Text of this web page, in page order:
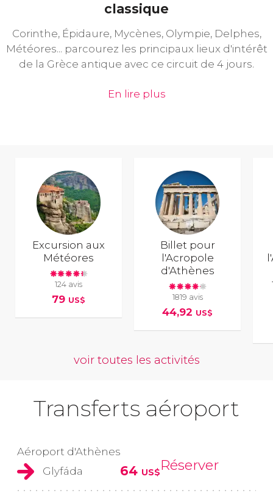
classique
Corinthe, Épidaure, Mycènes, Olympie, Delphes,
Météores... parcourez les principaux lieux d'intérêt
de la Grèce antique avec ce circuit de 4 jours.
En lire plus
Excursion aux
Météores
124 avis
79 US$
Billet pour
l'Acropole
d'Athènes
1819 avis
44,92 US$
voir toutes les activités
Transferts aéroport
Aéroport d'Athènes
Glyfáda
64 US$Réserver